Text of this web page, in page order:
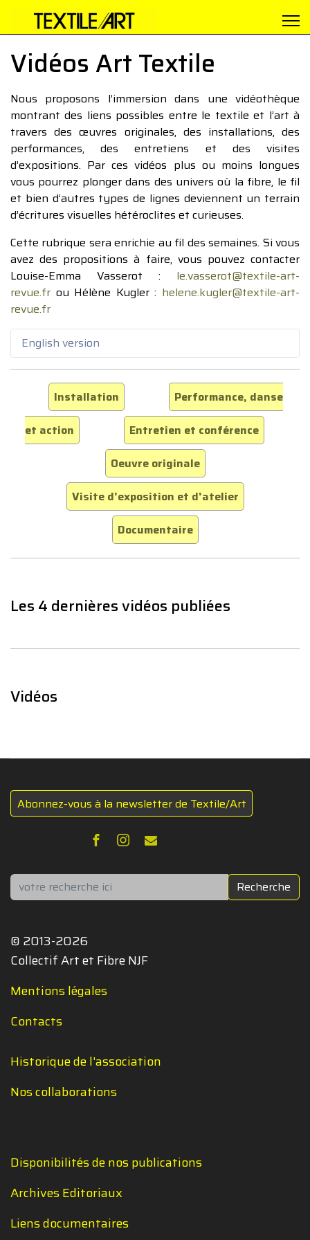
Vidéos Art Textile
Nous proposons l’immersion dans une vidéothèque
montrant des liens possibles entre le textile et l’art à
travers des œuvres originales, des installations, des
performances, des entretiens et des visites
d’expositions. Par ces vidéos plus ou moins longues
vous pourrez plonger dans des univers où la fibre, le fil
et bien d’autres types de lignes deviennent un terrain
d’écritures visuelles hétéroclites et curieuses.
Cette rubrique sera enrichie au fil des semaines. Si vous
avez des propositions à faire, vous pouvez contacter
Louise-Emma Vasserot : le.vasserot@textile-art-
revue.fr ou Hélène Kugler : helene.kugler@textile-art-
revue.fr
English version
Installation
Performance, danse
et action
Entretien et conférence
Oeuvre originale
Visite d'exposition et d'atelier
Documentaire
Les 4 dernières vidéos publiées
Vidéos
Abonnez-vous à la newsletter de Textile/Art
Rechercher Recherche
© 2013-2026
Collectif Art et Fibre NJF
Mentions légales
Contacts
Historique de l'association
Nos collaborations
Disponibilités de nos publications
Archives Editoriaux
Liens documentaires